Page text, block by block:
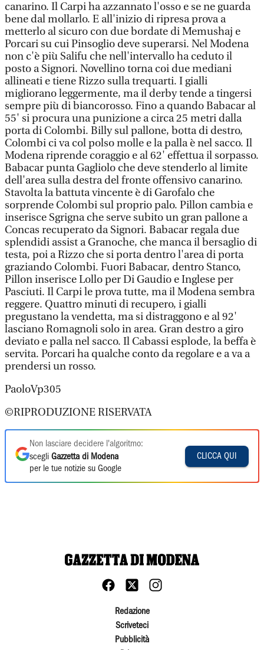
canarino. Il Carpi ha azzannato l'osso e se ne guarda
bene dal mollarlo. E all'inizio di ripresa prova a
metterlo al sicuro con due bordate di Memushaj e
Porcari su cui Pinsoglio deve superarsi. Nel Modena
non c'è più Salifu che nell'intervallo ha ceduto il
posto a Signori. Novellino torna coi due mediani
allineati e tiene Rizzo sulla trequarti. I gialli
migliorano leggermente, ma il derby tende a tingersi
sempre più di biancorosso. Fino a quando Babacar al
55' si procura una punizione a circa 25 metri dalla
porta di Colombi. Billy sul pallone, botta di destro,
Colombi ci va col polso molle e la palla è nel sacco. Il
Modena riprende coraggio e al 62' effettua il sorpasso.
Babacar punta Gagliolo che deve stenderlo al limite
dell'area sulla destra del fronte offensivo canarino.
Stavolta la battuta vincente è di Garofalo che
sorprende Colombi sul proprio palo. Pillon cambia e
inserisce Sgrigna che serve subito un gran pallone a
Concas recuperato da Signori. Babacar regala due
splendidi assist a Granoche, che manca il bersaglio di
testa, poi a Rizzo che si porta dentro l'area di porta
graziando Colombi. Fuori Babacar, dentro Stanco,
Pillon inserisce Lollo per Di Gaudio e Inglese per
Pasciuti. Il Carpi le prova tutte, ma il Modena sembra
reggere. Quattro minuti di recupero, i gialli
pregustano la vendetta, ma si distraggono e al 92'
lasciano Romagnoli solo in area. Gran destro a giro
deviato e palla nel sacco. Il Cabassi esplode, la beffa è
servita. Porcari ha qualche conto da regolare e a va a
prendersi un rosso.
PaoloVp305
©RIPRODUZIONE RISERVATA
Non lasciare decidere l'algoritmo:
scegli Gazzetta di Modena
per le tue notizie su Google
CLICCA QUI
Redazione
Scriveteci
Pubblicità